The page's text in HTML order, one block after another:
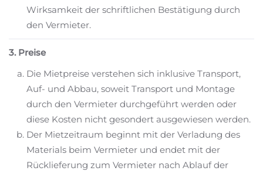
Wirksamkeit der schriftlichen Bestätigung durch
den Vermieter.
3. Preise
Die Mietpreise verstehen sich inklusive Transport,
Auf- und Abbau, soweit Transport und Montage
durch den Vermieter durchgeführt werden oder
diese Kosten nicht gesondert ausgewiesen werden.
Der Mietzeitraum beginnt mit der Verladung des
Materials beim Vermieter und endet mit der
Rücklieferung zum Vermieter nach Ablauf der